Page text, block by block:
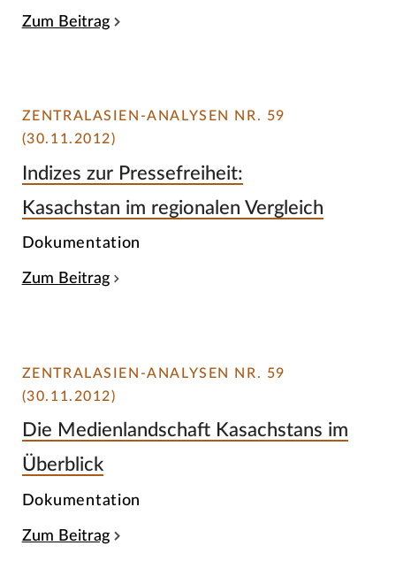
Zum Beitrag
ZENTRALASIEN-ANALYSEN NR. 59
(30.11.2012)
Indizes zur Pressefreiheit:
Kasachstan im regionalen Vergleich
Dokumentation
Zum Beitrag
ZENTRALASIEN-ANALYSEN NR. 59
(30.11.2012)
Die Medienlandschaft Kasachstans im
Überblick
Dokumentation
Zum Beitrag